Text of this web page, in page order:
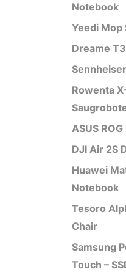
Notebook
Yeedi Mop
Dreame
Rowenta
ASUS
DJI Air 2S
Huawei
Notebook
Tesoro
Chair
Samsung
Touch –